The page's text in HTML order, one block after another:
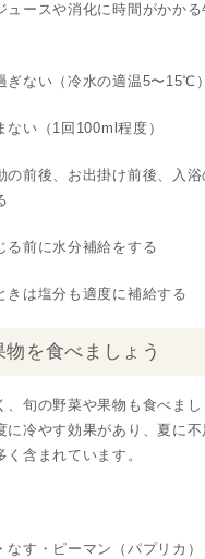
ースや消化に時間がかか
ない（冷水の適温5〜15℃）
い（1回100ml程度）
前後、お出掛け前後、入浴
前に水分補給をする
は塩分も適度に補給する
を食べましょう
、旬の野菜や果物も食べま
に冷やす効果があり、夏に
く含まれています。
なす・ピーマン（パプリカ）